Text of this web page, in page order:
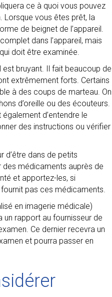
ce à quoi vous pouvez
Lorsque vous êtes prêt, la
de beignet de l’appareil.
dans l’appareil, mais
doit être examinée.
est bruyant. Il fait beaucoup de
extrêmement forts. Certains
à des coups de marteau. On
d’oreille ou des écouteurs.
d’entendre le
des instructions ou vérifier
d’être dans de petits
médicaments auprès de
et apportez-les, si
pas ces médicaments.
en imagerie médicale)
un rapport au fournisseur de
Ce dernier recevra un
et pourra passer en